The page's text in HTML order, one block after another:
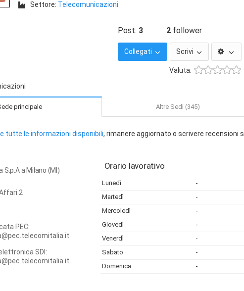
Settore: Telecomunicazioni
Post: 3 2 follower
Collegati Scrivi
Valuta:
principale Altre Sedi (345)
tutte le informazioni disponibili, rimanere aggiornato o scrivere recensioni
S.p.A a Milano (MI)
2
PEC:
SDI:
Orario lavorativo
Lunedì -
Martedì -
Mercoledì -
Giovedì -
Venerdì -
Sabato -
Domenica -